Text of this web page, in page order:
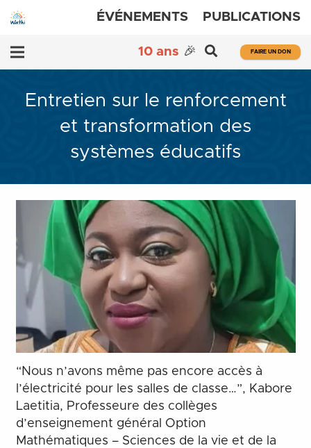
ÉVÉNEMENTS PUBLICATIONS
10 ans 🎉 FAIRE UN DON
Entretien sur le renforcement
et transformation des
systèmes éducatifs
“Nous n’avons même pas encore accès à
l’électricité pour les salles de classe…”, Kabore
Laetitia, Professeure des collèges
d’enseignement général Option
Mathématiques – Sciences de la vie et de la